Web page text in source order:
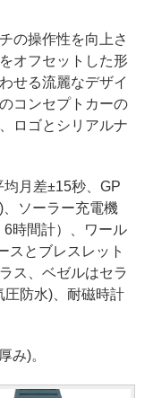
の操作性を向上さ
オフセットした形
せる流麗なデザイ
コンセプトカーの
ロゴとシリアルナ
月差±15秒、GP
ソーラー充電機
時間計）、ワール
スとブレスレット
ス、ベゼルはセラ
圧防水)、耐磁時計
み)。